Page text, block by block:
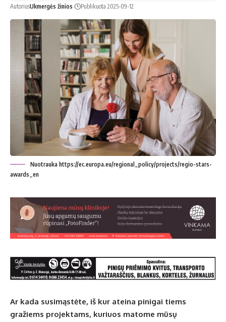
AutoriusUkmergės žinios Publikuota 2025-09-12
Nuotrauka https://ec.europa.eu/regional_policy/projects/regio-stars-
awards_en
Ar kada susimąstėte, iš kur ateina pinigai tiems
gražiems projektams, kuriuos matome mūsų